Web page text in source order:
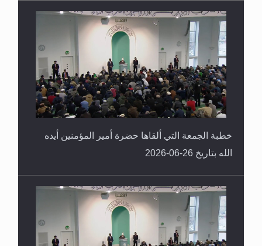
خطبة الجمعة التي ألقاها حضرة أمير المؤمنين أيده
الله بتاريخ 26-06-2026